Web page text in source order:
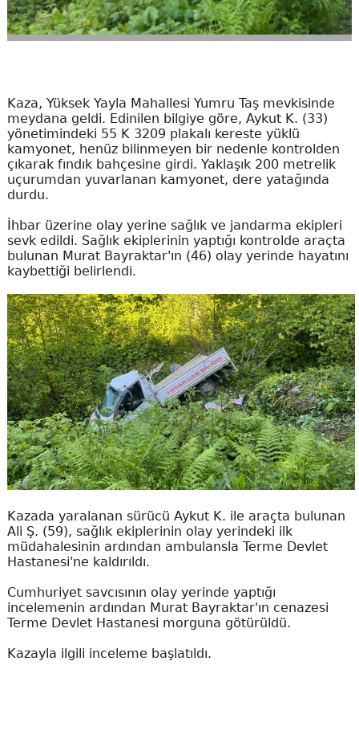
Kaza, Yüksek Yayla Mahallesi Yumru Taş mevkisinde
meydana geldi. Edinilen bilgiye göre, Aykut K. (33)
yönetimindeki 55 K 3209 plakalı kereste yüklü
kamyonet, henüz bilinmeyen bir nedenle kontrolden
çıkarak fındık bahçesine girdi. Yaklaşık 200 metrelik
uçurumdan yuvarlanan kamyonet, dere yatağında
durdu.
İhbar üzerine olay yerine sağlık ve jandarma ekipleri
sevk edildi. Sağlık ekiplerinin yaptığı kontrolde araçta
bulunan Murat Bayraktar'ın (46) olay yerinde hayatını
kaybettiği belirlendi.
Kazada yaralanan sürücü Aykut K. ile araçta bulunan
Ali Ş. (59), sağlık ekiplerinin olay yerindeki ilk
müdahalesinin ardından ambulansla Terme Devlet
Hastanesi'ne kaldırıldı.
Cumhuriyet savcısının olay yerinde yaptığı
incelemenin ardından Murat Bayraktar'ın cenazesi
Terme Devlet Hastanesi morguna götürüldü.
Kazayla ilgili inceleme başlatıldı.